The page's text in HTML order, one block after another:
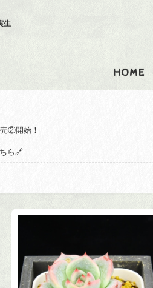
生
HOME
②開始！
ら🔗